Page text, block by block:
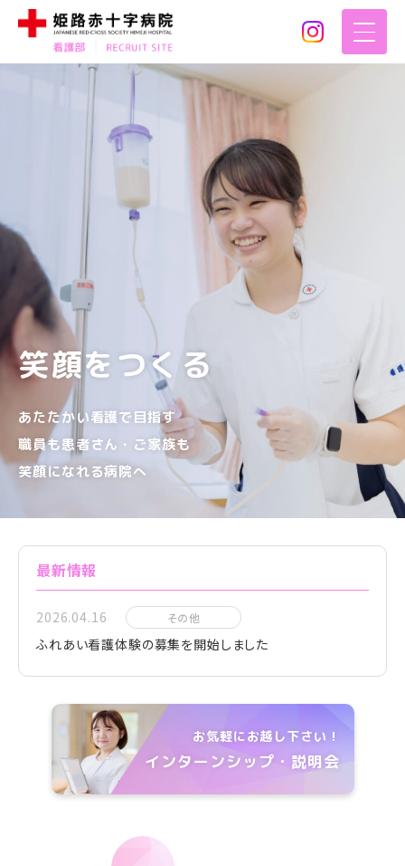
笑顔をつくる
あたたかい看護で目指す
職員も患者さん・ご家族も
笑顔になれる病院へ
最新情報
2026.04.16 その他
ふれあい看護体験の募集を開始しました
お気軽にお越し下さい！
インターンシップ・説明会